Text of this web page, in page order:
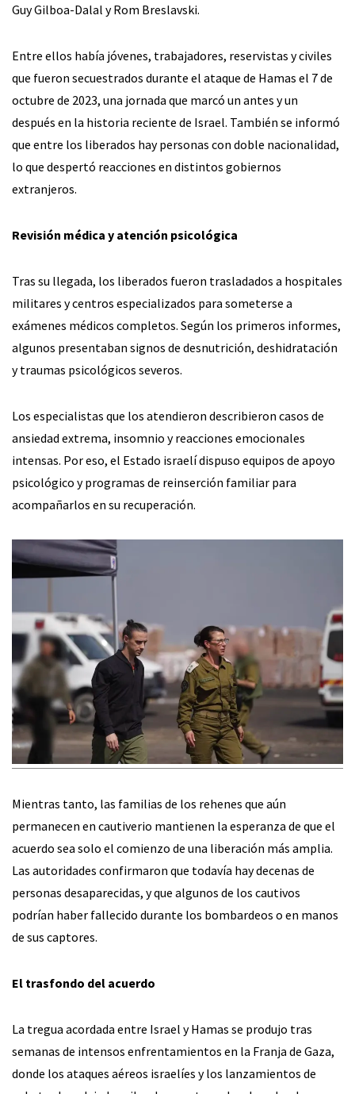
Guy Gilboa-Dalal y Rom Breslavski.
Entre ellos había jóvenes, trabajadores, reservistas y civiles
que fueron secuestrados durante el ataque de Hamas el 7 de
octubre de 2023, una jornada que marcó un antes y un
después en la historia reciente de Israel. También se informó
que entre los liberados hay personas con doble nacionalidad,
lo que despertó reacciones en distintos gobiernos
extranjeros.
Revisión médica y atención psicológica
Tras su llegada, los liberados fueron trasladados a hospitales
militares y centros especializados para someterse a
exámenes médicos completos. Según los primeros informes,
algunos presentaban signos de desnutrición, deshidratación
y traumas psicológicos severos.
Los especialistas que los atendieron describieron casos de
ansiedad extrema, insomnio y reacciones emocionales
intensas. Por eso, el Estado israelí dispuso equipos de apoyo
psicológico y programas de reinserción familiar para
acompañarlos en su recuperación.
Mientras tanto, las familias de los rehenes que aún
permanecen en cautiverio mantienen la esperanza de que el
acuerdo sea solo el comienzo de una liberación más amplia.
Las autoridades confirmaron que todavía hay decenas de
personas desaparecidas, y que algunos de los cautivos
podrían haber fallecido durante los bombardeos o en manos
de sus captores.
El trasfondo del acuerdo
La tregua acordada entre Israel y Hamas se produjo tras
semanas de intensos enfrentamientos en la Franja de Gaza,
donde los ataques aéreos israelíes y los lanzamientos de